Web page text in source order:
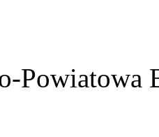
Powiatowa